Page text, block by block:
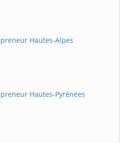
Hautes-Alpes
Hautes-Pyrénées